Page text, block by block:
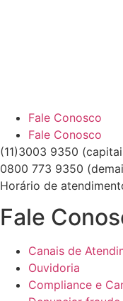
Fale Conosco
Fale Conosco
(11)3003 9350
0800 773 9350
Horário de
Fale
Canais de
Ouvidoria
Compliance e